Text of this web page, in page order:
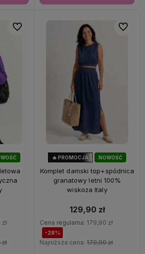
Do ulubionych
NOWOŚĆ
🔥 PROMOCJA
Komplet damski top+spódnica
granatowy letni 100%
wiskoza Italy
129,90 zł
Cena regularna: 179,90 zł
-28%
Najniższa cena: 179,90 zł
Do